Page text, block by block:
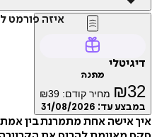
איזה פורמט
₪ מחיר קודם: ₪39
עד:31/08/2026
אחת מתמרנת בין אמת,